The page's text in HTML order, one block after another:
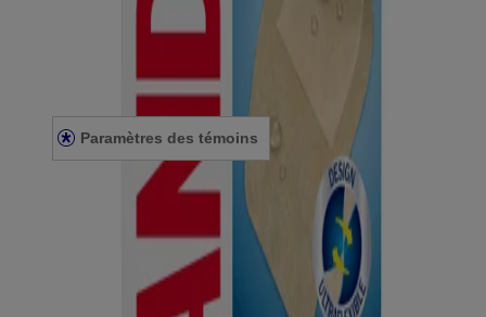
Paramètres des témoins
Conditions générales
© Kenvue Canada Inc. 2025. Tous droits réservés. Ce site Web est
destiné aux visiteurs du Canada. Les marques de tiers utilisées ici
sont des marques de commerce de leurs propriétaires respectifs.